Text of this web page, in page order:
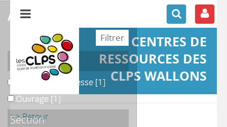
CENTRES DE
RESSOURCES DES
CLPS WALLONS
>> Retour
affiner ou comparer
Support
Littérature jeunesse
Littérature jeunesse [1]
Ouvrage
Ouvrage [1]
Section